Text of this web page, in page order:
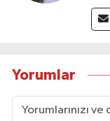
Yorumlar